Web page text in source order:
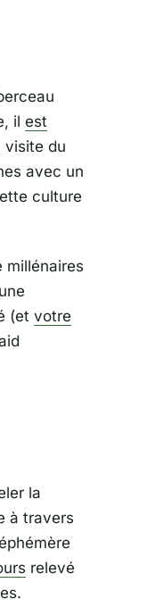
il est
visite du
avec un
culture
millénaires
(et votre
la
à travers
relevé